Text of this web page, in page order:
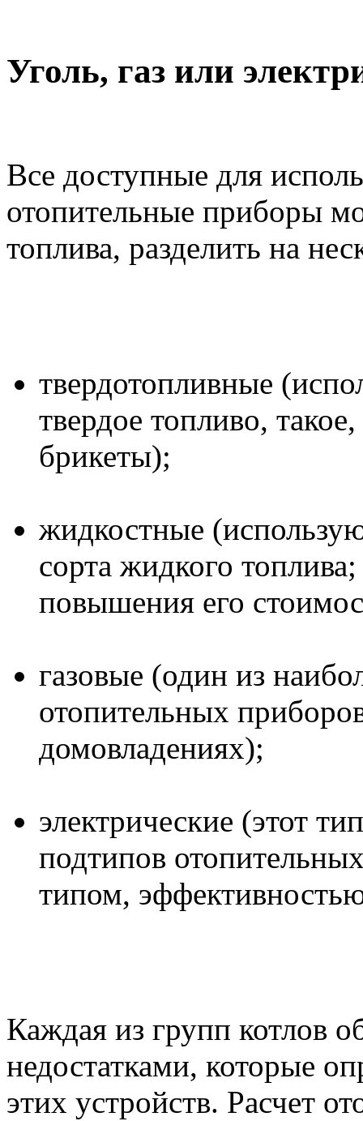
Уголь, газ или
Все доступные для
отопительные приборы
топлива, разделить на
твердотопливные
твердое топливо,
брикеты);
жидкостные
сорта жидкого
повышения его
газовые (один из
отопительных
домовладениях);
электрические (этот
подтипов
типом,
Каждая из групп котлов
недостатками, которые
этих устройств. Расчет